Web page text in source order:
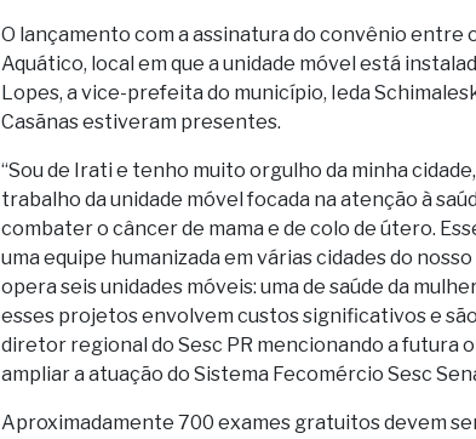
O lançamento com a assinatura do convênio entre
Aquático, local em que a unidade móvel está
Lopes, a vice-prefeita do município, Ieda
Casãnas estiveram presentes.
“Sou de Irati e tenho muito orgulho da minha
trabalho da unidade móvel focada na atenção à
combater o câncer de mama e de colo de útero.
uma equipe humanizada em várias cidades do
opera seis unidades móveis: uma de saúde da
esses projetos envolvem custos significativos e
diretor regional do Sesc PR mencionando a futura
ampliar a atuação do Sistema Fecomércio Sesc
Aproximadamente 700 exames gratuitos devem